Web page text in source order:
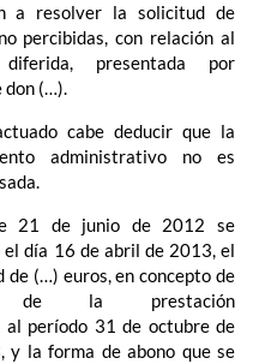
a resolver la solicitud de
percibidas, con relación al
presentada por
don (…).
cabe deducir que la
administrativo no es
21 de junio de 2012 se
día 16 de abril de 2013, el
(…) euros, en concepto de
de la prestación
al período 31 de octubre de
la forma de abono que se